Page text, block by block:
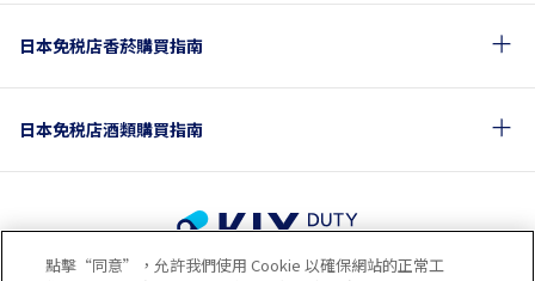
日本免税店香菸購買指南
日本免税店酒類購買指南
點擊“同意”，允許我們使用 Cookie 以確保網站的正常工